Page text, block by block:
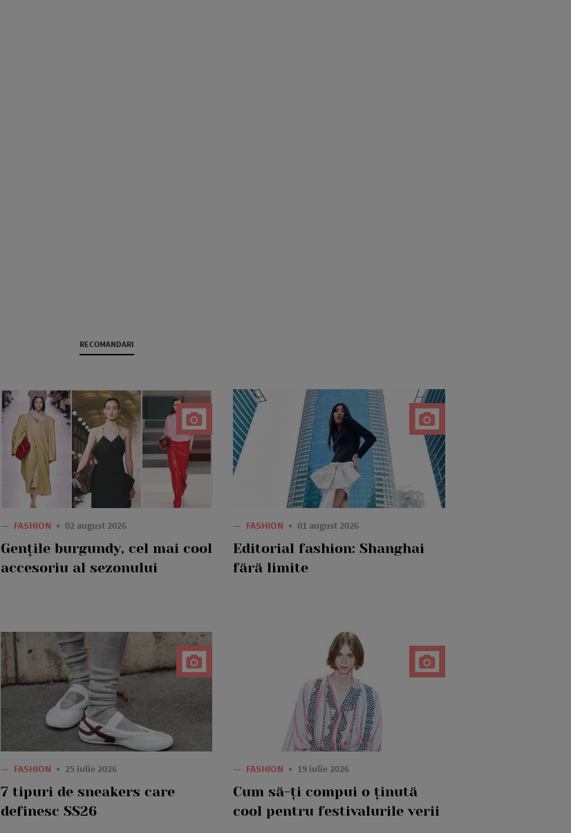
RECOMANDARI
— FASHION 02 august 2026
Gențile burgundy, cel mai cool
accesoriu al sezonului
— FASHION 01 august 2026
Editorial fashion: Shanghai
fără limite
— FASHION 25 iulie 2026
7 tipuri de sneakers care
definesc SS26
— FASHION 19 iulie 2026
Cum să-ți compui o ținută
cool pentru festivalurile verii